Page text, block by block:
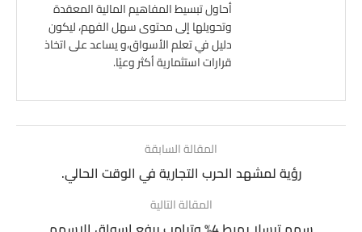
أحاول تبسيط المفاهيم المالية المعقدة
وتحويلها إلى محتوى سهل الفهم، ليكون
دليل في تعلم الأسواق،و يساعد على اتخاذ
قرارات استثمارية أكثر وعيًا.
المقالة السابقة
رؤية لمشهد الحرب التجارية في الوقت الحالي.
المقالة التالية